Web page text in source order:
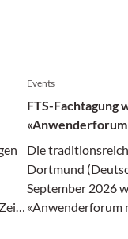
Events
FTS-Fachtagung
Die
Dortmund
September 2026
«Anwenderforum